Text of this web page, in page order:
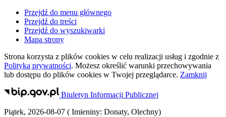
Przejdź do menu głównego
Przejdź do treści
Przejdź do wyszukiwarki
Mapa strony
Strona korzysta z plików cookies w celu realizacji usług i zgodnie z
Polityką prywatności. Możesz określić warunki przechowywania
lub dostępu do plików cookies w Twojej przeglądarce. Zamknij
Biuletyn Informacji Publicznej
Piątek, 2026-08-07 ( Imieniny: Donaty, Olechny)